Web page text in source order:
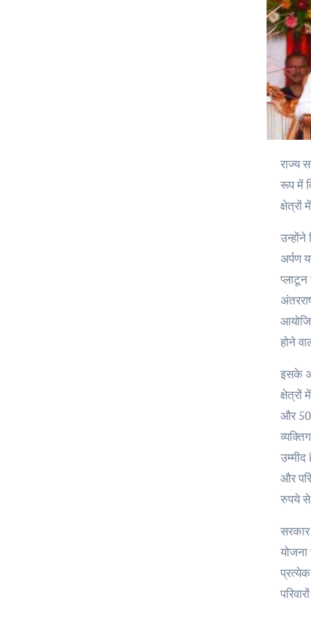
राज्य सरकार जमीनी स्तर पर शासन और बुनियादी ढांचे में सुधार के उद्देश्य से प्रत्येक जिले में एक स्थानीय निकाय को एक मॉडल स्थानीय निकाय के
रूप में
अर्पण
होने
इसके
और
और
रुपये से